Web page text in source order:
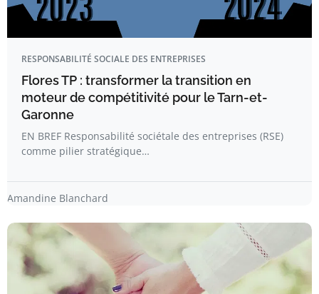
RESPONSABILITÉ SOCIALE DES ENTREPRISES
Flores TP : transformer la transition en
moteur de compétitivité pour le Tarn-et-
Garonne
EN BREF Responsabilité sociétale des entreprises (RSE)
comme pilier stratégique…
Amandine Blanchard